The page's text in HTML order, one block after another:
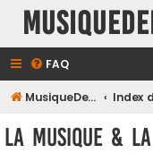
FAQ
MusiqueDePub.com
La Musique &